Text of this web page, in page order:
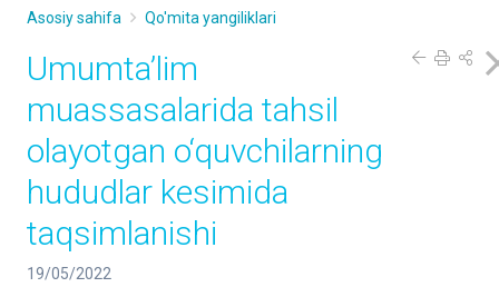
Asosiy sahifa Qo'mita yangiliklari
Umumta’lim
muassasalarida tahsil
olayotgan o‘quvchilarning
hududlar kesimida
taqsimlanishi
19/05/2022